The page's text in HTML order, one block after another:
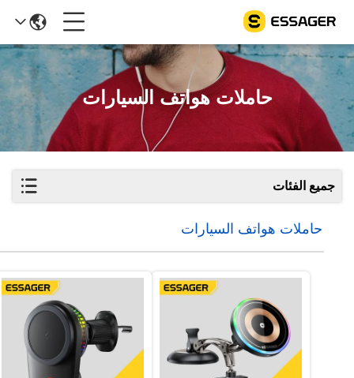
حاملات هواتف السيارات
جميع الفئات
حاملات هواتف السيارات